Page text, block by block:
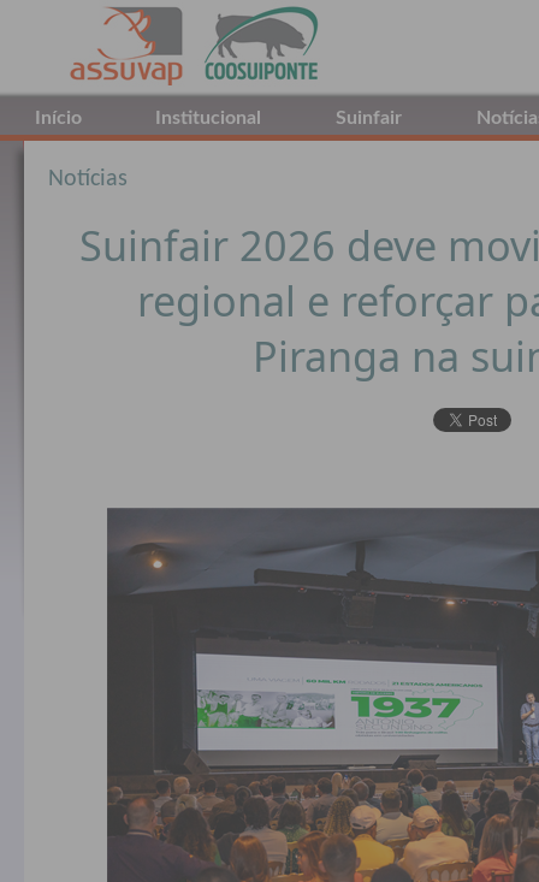
Início Institucional Suinfair
Notícias
Suinfair 2026 deve
regional e reforçar
Piranga na